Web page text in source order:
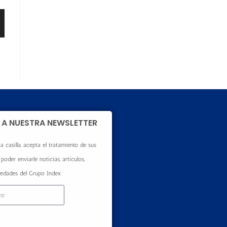
NUESTRA NEWSLETTER
casilla, acepta el tratamiento de sus
enviarle noticias, artículos,
del Grupo Index